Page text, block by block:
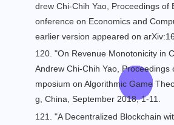
drew Chi-Chih Yao, Proceedings of
onference on Economics and
earlier version appeared on
120. "On Revenue Monotonicity in
Andrew Chi-Chih Yao, Proceedings
mposium on Algorithmic Game
g, China, September 2018, 1-11.
121. "A Decentralized Blockchain